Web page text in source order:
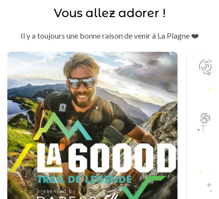
Vous allez adorer !
Il y a toujours une bonne raison de venir à La Plagne ❤️